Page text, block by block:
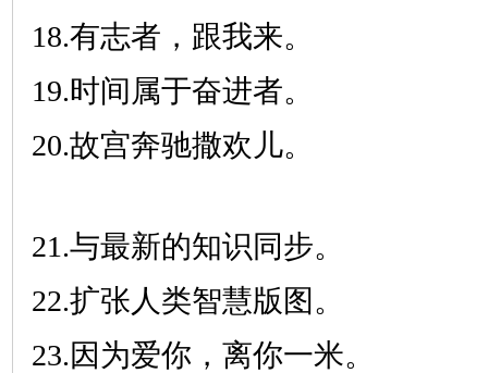
18.有志者，跟我来。
19.时间属于奋进者。
20.故宫奔驰撒欢儿。
21.与最新的知识同步。
22.扩张人类智慧版图。
23.因为爱你，离你一米。